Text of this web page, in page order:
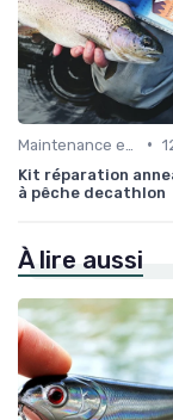
•
Kit réparation
à pêche decathlon
À lire aussi